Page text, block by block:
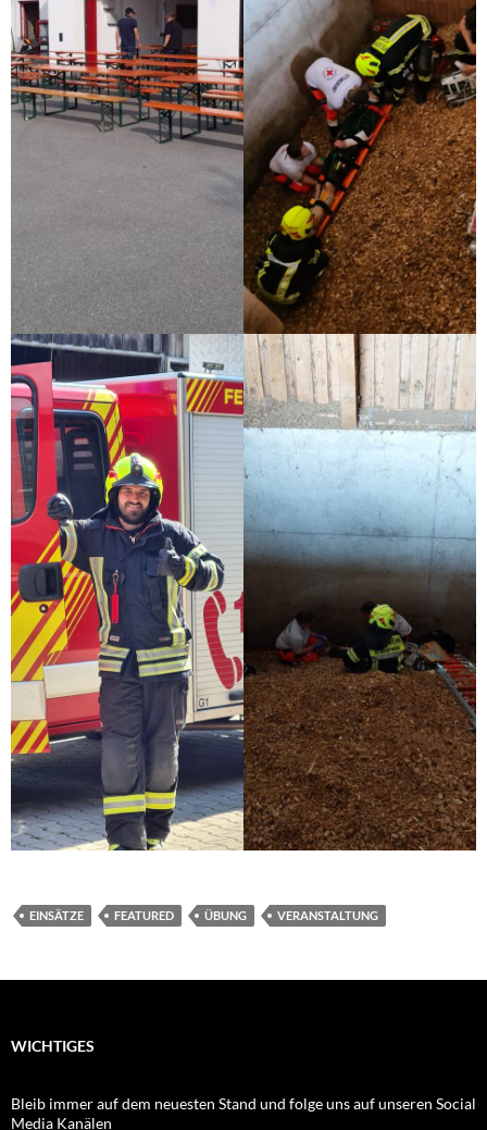
EINSÄTZE FEATURED ÜBUNG VERANSTALTUNG
WICHTIGES
Bleib immer auf dem neuesten Stand und folge uns auf unseren Social
Media Kanälen